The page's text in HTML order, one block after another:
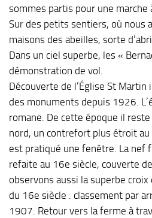
sommes partis pour une marche
Sur des petits sentiers, où nous
maisons des abeilles, sorte
Dans un ciel superbe, les «
démonstration de vol.
Découverte de l’Église St
des monuments depuis 1926.
romane. De cette époque il
nord, un contrefort plus étroit
est pratiqué une fenêtre. La nef
refaite au 16e siècle, couverte
observons aussi la superbe
du 16e siècle : classement par
1907. Retour vers la ferme à